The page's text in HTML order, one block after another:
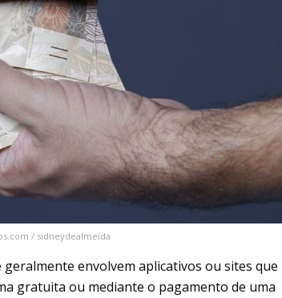
/ sidneydealmeida
envolvem aplicativos ou sites que
gratuita ou mediante o pagamento de uma